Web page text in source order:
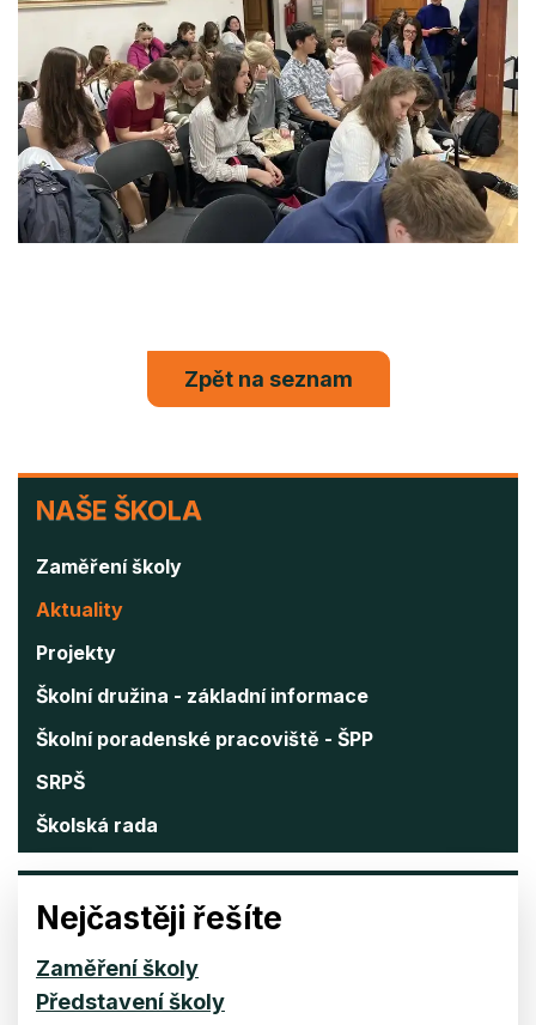
NAŠE
ŠKOLA
NAŠE ŠKOLA
Zaměření školy
Aktuality
Projekty
Školní družina - základní informace
Školní poradenské pracoviště - ŠPP
SRPŠ
Školská rada
Nejčastěji řešíte
Zaměření školy
Představení školy
Zpět na seznam